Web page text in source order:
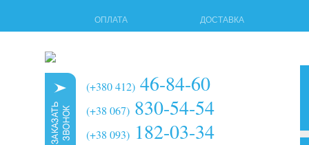
ОПЛАТА ДОСТАВКА
(+380 412) 46-84-60
(+38 067) 830-54-54
(+38 093) 182-03-34